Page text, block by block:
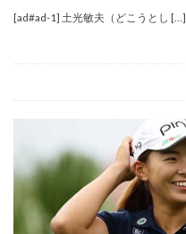
[ad#ad-1] 土光敏夫（どこうとし […]